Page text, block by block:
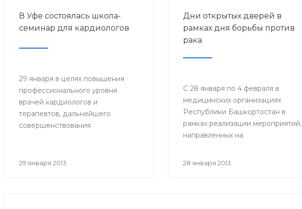
В Уфе состоялась школа-
семинар для кардиологов
29 января в целях повышения
профессионального уровня
врачей кардиологов и
терапевтов, дальнейшего
совершенствования
Школа-семинар «Новости
29 января 2013
Дни открытых дверей в
рамках дня борьбы против
рака
С 28 января по 4 февраля в
медицинских организациях
Республики Башкортостан в
рамках реализации мероприятий,
направленных на
28 января 2013